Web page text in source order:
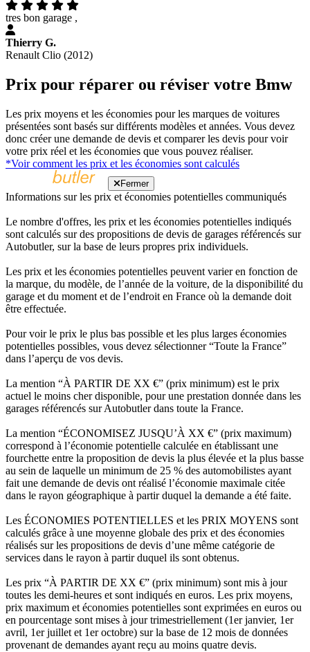
tres bon garage ,
Thierry G.
Renault Clio (2012)
Prix pour réparer ou réviser votre Bmw
Les prix moyens et les économies pour les marques de voitures
présentées sont basés sur différents modèles et années. Vous devez
donc créer une demande de devis et comparer les devis pour voir
votre prix réel et les économies que vous pouvez réaliser.
*Voir comment les prix et les économies sont calculés
Fermer
Informations sur les prix et économies potentielles communiqués
Le nombre d'offres, les prix et les économies potentielles indiqués
sont calculés sur des propositions de devis de garages référencés sur
Autobutler, sur la base de leurs propres prix individuels.
Les prix et les économies potentielles peuvent varier en fonction de
la marque, du modèle, de l’année de la voiture, de la disponibilité du
garage et du moment et de l’endroit en France où la demande doit
être effectuée.
Pour voir le prix le plus bas possible et les plus larges économies
potentielles possibles, vous devez sélectionner “Toute la France”
dans l’aperçu de vos devis.
La mention “À PARTIR DE XX €” (prix minimum) est le prix
actuel le moins cher disponible, pour une prestation donnée dans les
garages référencés sur Autobutler dans toute la France.
La mention “ÉCONOMISEZ JUSQU’À XX €” (prix maximum)
correspond à l’économie potentielle calculée en établissant une
fourchette entre la proposition de devis la plus élevée et la plus basse
au sein de laquelle un minimum de 25 % des automobilistes ayant
fait une demande de devis ont réalisé l’économie maximale citée
dans le rayon géographique à partir duquel la demande a été faite.
Les ÉCONOMIES POTENTIELLES et les PRIX MOYENS sont
calculés grâce à une moyenne globale des prix et des économies
réalisés sur les propositions de devis d’une même catégorie de
services dans le rayon à partir duquel ils sont obtenus.
Les prix “À PARTIR DE XX €” (prix minimum) sont mis à jour
toutes les demi-heures et sont indiqués en euros. Les prix moyens,
prix maximum et économies potentielles sont exprimées en euros ou
en pourcentage sont mises à jour trimestriellement (1er janvier, 1er
avril, 1er juillet et 1er octobre) sur la base de 12 mois de données
provenant de demandes ayant reçu au moins quatre devis.